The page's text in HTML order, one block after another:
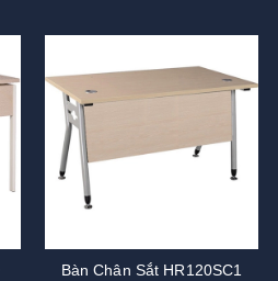
Bàn Chân Sắt HR120SC1